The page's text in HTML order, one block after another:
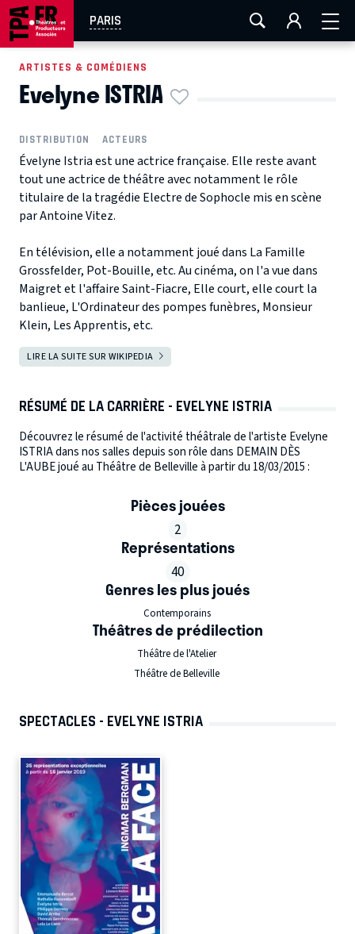
PARIS
AIX-MARSEILLE LA ROCHELLE
EN TOURNÉE
ARTISTES & COMÉDIENS
Evelyne ISTRIA
DISTRIBUTION ACTEURS
Évelyne Istria est une actrice française. Elle reste avant
tout une actrice de théâtre avec notamment le rôle
titulaire de la tragédie Electre de Sophocle mis en scène
par Antoine Vitez.
En télévision, elle a notamment joué dans La Famille
Grossfelder, Pot-Bouille, etc. Au cinéma, on l'a vue dans
Maigret et l'affaire Saint-Fiacre, Elle court, elle court la
banlieue, L'Ordinateur des pompes funèbres, Monsieur
Klein, Les Apprentis, etc.
LIRE LA SUITE SUR WIKIPEDIA
RÉSUMÉ DE LA CARRIÈRE - EVELYNE ISTRIA
Découvrez le résumé de l'activité théâtrale de l'artiste Evelyne
ISTRIA dans nos salles depuis son rôle dans DEMAIN DÈS
L'AUBE joué au Théâtre de Belleville à partir du 18/03/2015 :
Pièces jouées
2
Représentations
40
Genres les plus joués
Contemporains
Théâtres de prédilection
Théâtre de l'Atelier
Théâtre de Belleville
SPECTACLES - EVELYNE ISTRIA